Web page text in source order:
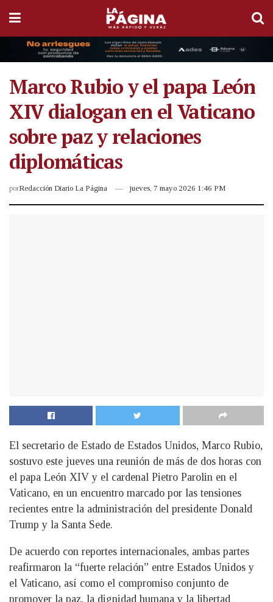
Marco Rubio y el papa León
XIV dialogan en el Vaticano
sobre paz y relaciones
diplomáticas
porRedacción Diario La Página jueves, 7 mayo 2026 1:46 PM
El secretario de Estado de Estados Unidos, Marco Rubio,
sostuvo este jueves una reunión de más de dos horas con
el papa León XIV y el cardenal Pietro Parolin en el
Vaticano, en un encuentro marcado por las tensiones
recientes entre la administración del presidente Donald
Trump y la Santa Sede.
De acuerdo con reportes internacionales, ambas partes
reafirmaron la “fuerte relación” entre Estados Unidos y
el Vaticano, así como el compromiso conjunto de
promover la paz, la dignidad humana y la libertad